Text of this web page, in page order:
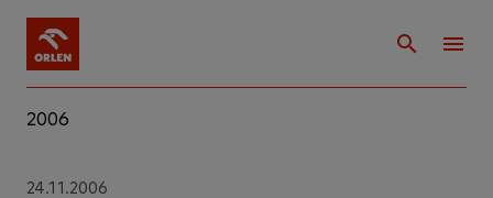
2006
24.11.2006